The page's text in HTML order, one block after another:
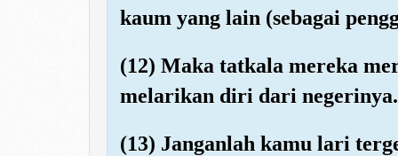
kaum yang lain (sebagai
(12) Maka tatkala mereka
melarikan diri dari negerinya.
(13) Janganlah kamu lari